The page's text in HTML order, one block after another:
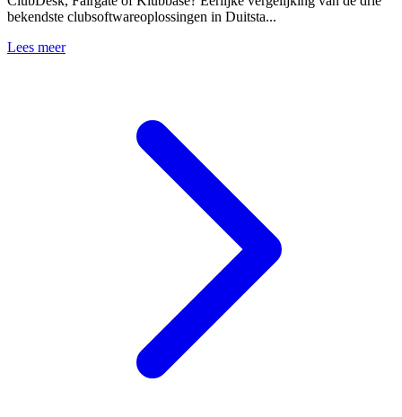
bekendste clubsoftwareoplossingen in Duitsta...
Lees meer